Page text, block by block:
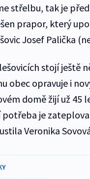
střelbu, tak je
prapor, který
Josef Palička
stojí ještě
obec opravuje i
domě žijí už 45
potřeba je
Veronika